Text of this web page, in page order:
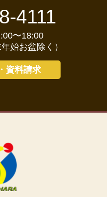
4111
〜18:00
始お盆除く）
資料請求